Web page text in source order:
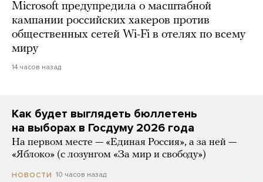
Microsoft предупредила о масштабной
кампании российских хакеров против
общественных сетей Wi-Fi в отелях по всему
миру
14 часов назад
Как будет выглядеть бюллетень
на выборах в Госдуму 2026 года
На первом месте — «Единая Россия», а за ней —
«Яблоко» (с лозунгом «За мир и свободу»)
НОВОСТИ 10 часов назад